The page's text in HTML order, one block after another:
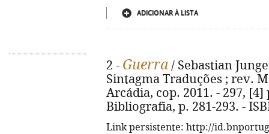
ADICIONAR À LISTA
2 - Guerra / Sebastian
Sintagma Traduções ; rev.
Arcádia, cop. 2011. - 297,
Bibliografia, p. 281-293. -
Link persistente: http://